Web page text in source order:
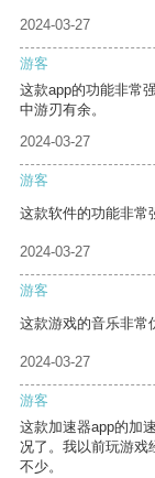
2024-03-27
游客
这款app的功能非常
中游刃有余。
2024-03-27
游客
这款软件的功能非常
2024-03-27
游客
这款游戏的音乐非常
2024-03-27
游客
这款加速器app的加
况了。我以前玩游戏
不少。